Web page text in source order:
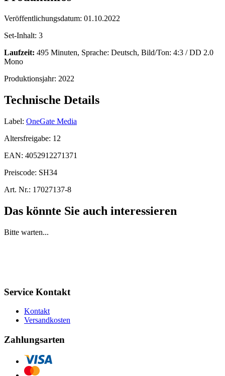
Veröffentlichungsdatum: 01.10.2022
Set-Inhalt: 3
Laufzeit: 495 Minuten, Sprache: Deutsch, Bild/Ton: 4:3 / DD 2.0
Mono
Produktionsjahr: 2022
Technische Details
Label: OneGate Media
Altersfreigabe: 12
EAN: 4052912271371
Preiscode: SH34
Art. Nr.: 17027137-8
Das könnte Sie auch interessieren
Bitte warten...
Service Kontakt
Kontakt
Versandkosten
Zahlungsarten